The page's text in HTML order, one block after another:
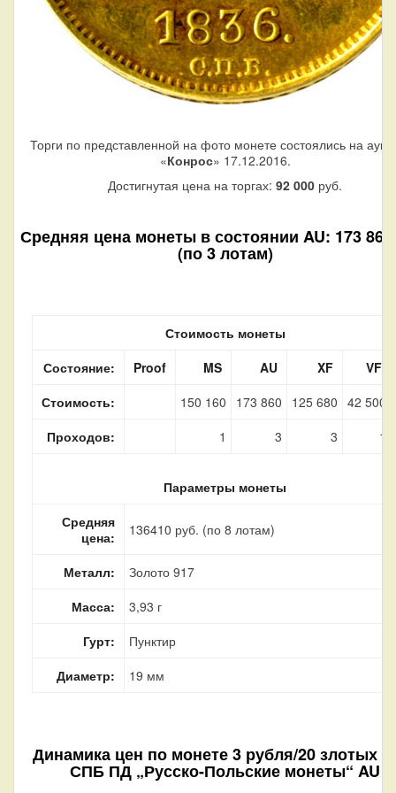
Торги по представленной на фото монете состоялись на
«Конрос» 17.12.2016.
Достигнутая цена на торгах: 92 000 руб.
Средняя цена монеты в состоянии AU: 173
(по 3 лотам)
Стоимость монеты
Состояние:
Proof MS AU XF
VF
Стоимость:
150 160 173 860 125 680 42 500
Проходов:
1 3 3 1
Параметры монеты
Средняя
цена:
136410 руб. (по 8 лотам)
Металл:
Золото 917
Масса:
3,93 г
Гурт:
Пунктир
Диаметр:
19 мм
Динамика цен по монете3 рубля/20 злотых
СПБ ПД „Русско-Польские монеты“ AU